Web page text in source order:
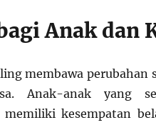
Anak dan
membawa
Anak-anak yang
kesempatan